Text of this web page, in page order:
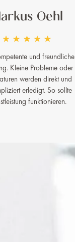
Oehl
und freundliche
Kleine Probleme oder
werden direkt und
erledigt. So sollte
funktionieren.